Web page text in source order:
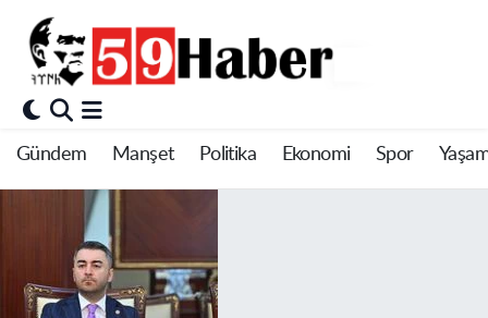
Gündem Manşet Politika Ekonomi Spor